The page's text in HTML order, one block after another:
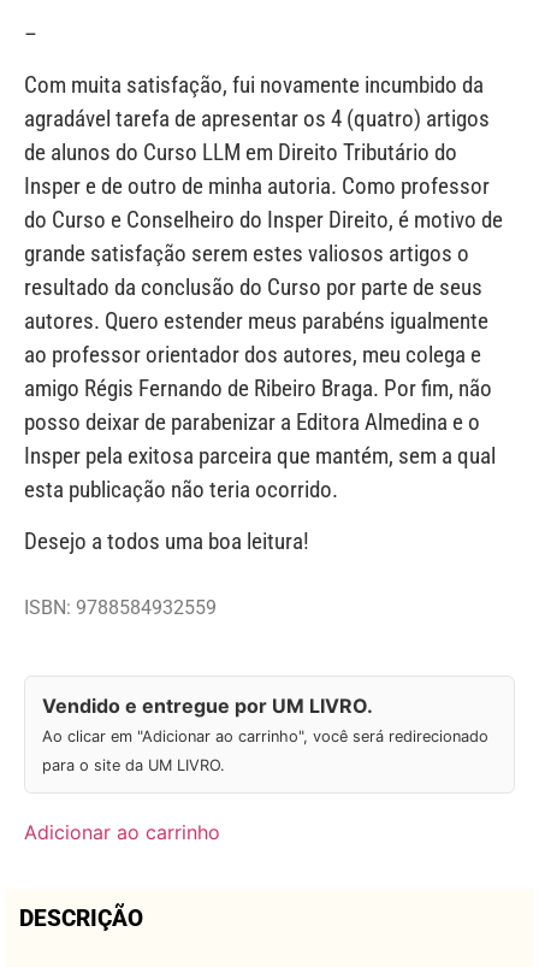
–
Com muita satisfação, fui novamente incumbido da
agradável tarefa de apresentar os 4 (quatro) artigos
de alunos do Curso LLM em Direito Tributário do
Insper e de outro de minha autoria. Como professor
do Curso e Conselheiro do Insper Direito, é motivo de
grande satisfação serem estes valiosos artigos o
resultado da conclusão do Curso por parte de seus
autores. Quero estender meus parabéns igualmente
ao professor orientador dos autores, meu colega e
amigo Régis Fernando de Ribeiro Braga. Por fim, não
posso deixar de parabenizar a Editora Almedina e o
Insper pela exitosa parceira que mantém, sem a qual
esta publicação não teria ocorrido.
Desejo a todos uma boa leitura!
ISBN: 9788584932559
Vendido e entregue por UM LIVRO.
Ao clicar em "Adicionar ao carrinho", você será redirecionado
para o site da UM LIVRO.
Adicionar ao carrinho
DESCRIÇÃO